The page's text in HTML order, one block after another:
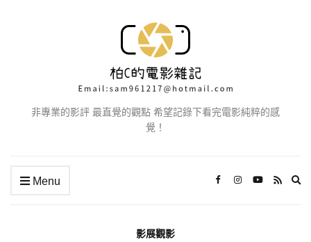
非專業的影評 最直覺的觀點 希望記錄下看完電影純粹的感
覺！
Menu
影展觀影